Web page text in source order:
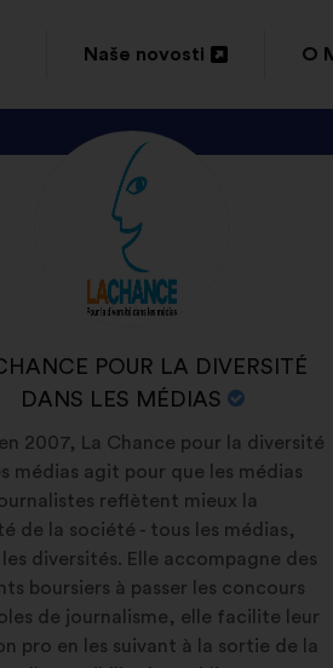
Naše novosti
novoj
kartici
O
OTKRIJTE
KORISNIKA
LA
CHANCE
LA
DANS
LES
MÉDIAS
POUR LA DIVERSITÉ
DANS LES MÉDIAS
Biografija:
2007, La Chance pour la diversité
médias agit pour que les médias
reflètent mieux la
de la société - tous les médias,
diversités. Elle accompagne des
boursiers à passer les concours
de journalisme, elle facilite leur
pro en les suivant à la sortie de la